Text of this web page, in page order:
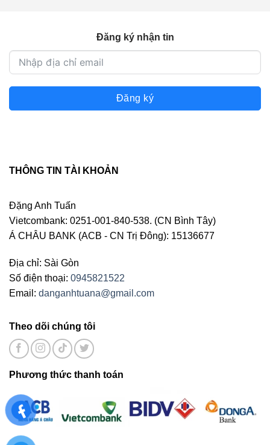
Đăng ký nhận tin
Đăng ký
THÔNG TIN TÀI KHOẢN
Đặng Anh Tuấn
Vietcombank: 0251-001-840-538. (CN Bình Tây)
Á CHÂU BANK (ACB - CN Trị Đông): 15136677
Địa chỉ: Sài Gòn
Số điện thoại: 0945821522
Email: danganhtuana@gmail.com
Theo dõi chúng tôi
Phương thức thanh toán